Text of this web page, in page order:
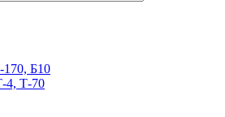
170, Б10
4, Т-70